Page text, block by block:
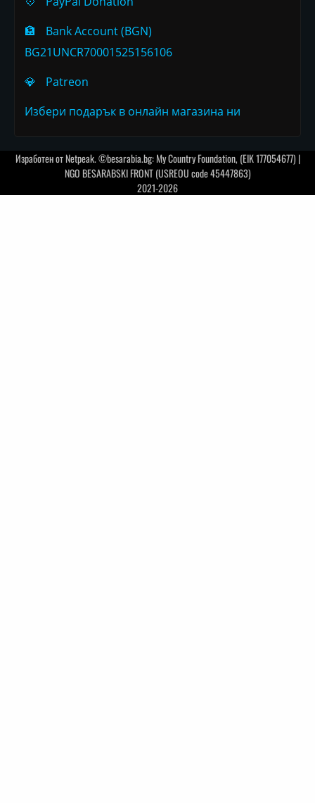
🏦
Bank Account (BGN)
BG21UNCR70001525156106
💎
Patreon
Избери подарък в онлайн магазина ни
Изработен отNetpeak. ©besarabia.bg: My Country Foundation, (EIK 177054677) |
NGO BESARABSKI FRONT (USREOU code 45447863)
2021-2026